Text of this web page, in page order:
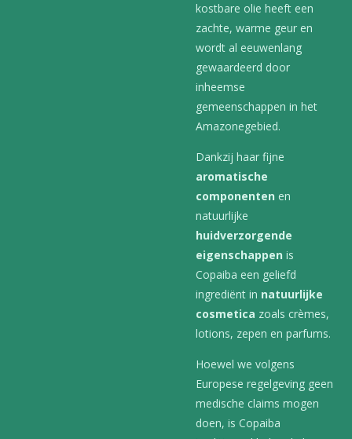
kostbare olie heeft een
zachte, warme geur en
wordt al eeuwenlang
gewaardeerd door
inheemse
gemeenschappen in het
Amazonegebied.
Dankzij haar fijne
aromatische
componenten en
natuurlijke
huidverzorgende
eigenschappen is
Copaiba een geliefd
ingrediënt in natuurlijke
cosmetica zoals crèmes,
lotions, zepen en parfums.
Hoewel we volgens
Europese regelgeving geen
medische claims mogen
doen, is Copaiba